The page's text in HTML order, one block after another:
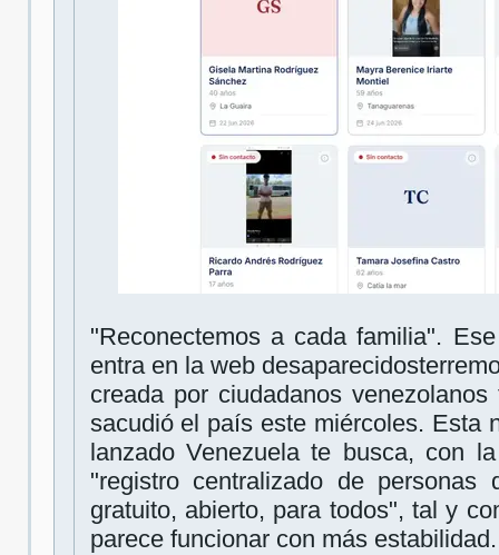
"Reconectemos a cada familia".
entra en la web
creada por ciudadanos
sacudió el país este miércoles. Esta
lanzado Venezuela te busca, con
"registro centralizado de personas
gratuito, abierto, para todos", tal y
parece funcionar con más estabilidad.